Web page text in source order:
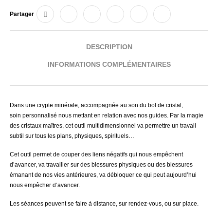
Partager
DESCRIPTION
INFORMATIONS COMPLÉMENTAIRES
Dans une crypte minérale, accompagnée au son du bol de cristal,
soin personnalisé nous mettant en relation avec nos guides. Par la magie
des cristaux maîtres, cet outil multidimensionnel va permettre un travail
subtil sur tous les plans, physiques, spirituels…
Cet outil permet de couper des liens négatifs qui nous empêchent
d’avancer, va travailler sur des blessures physiques ou des blessures
émanant de nos vies antérieures, va débloquer ce qui peut aujourd’hui
nous empêcher d’avancer.
Les séances peuvent se faire à distance, sur rendez-vous, ou sur place.